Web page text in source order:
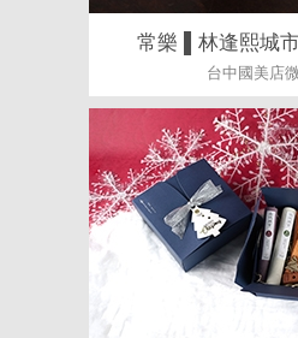
常樂 ▌林逢熙城
台中國美店